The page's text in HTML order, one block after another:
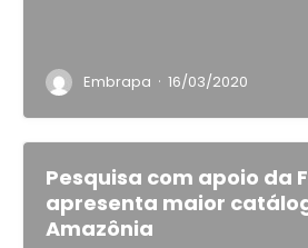
Embrapa · 16/03/2020
Pesquisa com apoio da
apresenta maior
Amazônia